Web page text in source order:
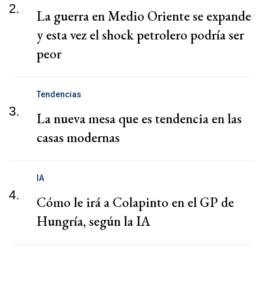
2.
La guerra en Medio Oriente se expande
y esta vez el shock petrolero podría ser
peor
3.
Tendencias
La nueva mesa que es tendencia en las
casas modernas
4.
IA
Cómo le irá a Colapinto en el GP de
Hungría, según la IA